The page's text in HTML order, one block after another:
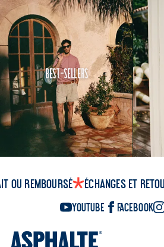
Best-Sellers
ou remboursé Échanges et
YouTube Facebook